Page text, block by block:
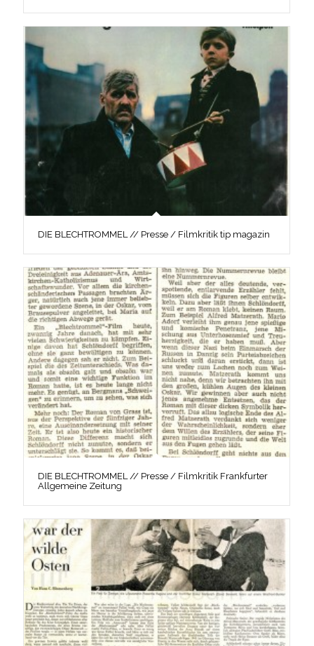
DIE BLECHTROMMEL // Presse / Filmkritik tip magazin
DIE BLECHTROMMEL // Presse / Filmkritik Frankfurter
Allgemeine Zeitung